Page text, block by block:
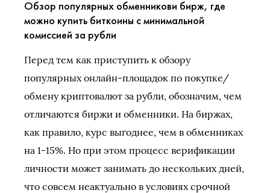
Обзор популярных обменникови бирж, где
можно купить биткоины с минимальной
комиссией за рубли
Перед тем как приступить к обзору
популярных онлайн-площадок по покупке/
обмену криптовалют за рубли, обозначим, чем
отличаются биржи и обменники. На биржах,
как правило, курс выгоднее, чем в обменниках
на 1-15%. Но при этом процесс верификации
личности может занимать до нескольких дней,
что совсем неактуально в условиях срочной